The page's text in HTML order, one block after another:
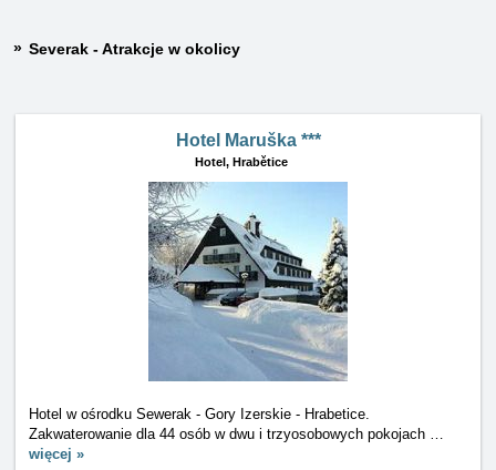
Severak - Atrakcje w okolicy
Hotel Maruška ***
Hotel, Hrabětice
Hotel w ośrodku Sewerak - Gory Izerskie - Hrabetice.
Zakwaterowanie dla 44 osób w dwu i trzyosobowych pokojach …
więcej »